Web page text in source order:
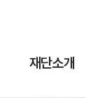
재단소개